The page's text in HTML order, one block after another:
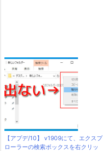
【アプデ/10】 v1909にて、エクスプ
ローラーの検索ボックスを右クリッ